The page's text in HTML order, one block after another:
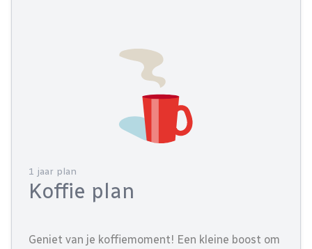
1 jaar plan
Koffie plan
Geniet van je koffiemoment! Een kleine boost om